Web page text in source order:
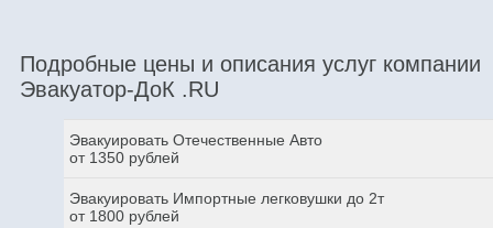
Подробные цены и описания услуг компании
Эвакуатор-ДоК .RU
Эвакуировать Отечественные Авто
от 1350 рублей
Эвакуировать Импортные легковушки до 2т
от 1800 рублей